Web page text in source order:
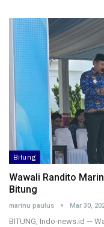
Bitung
Wawali Randito
Bitung
marinu paulus Mar 30,
BITUNG, Indo-news.id —